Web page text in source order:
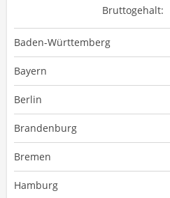
Bruttogehalt:
Baden-Württemberg
Bayern
Berlin
Brandenburg
Bremen
Hamburg